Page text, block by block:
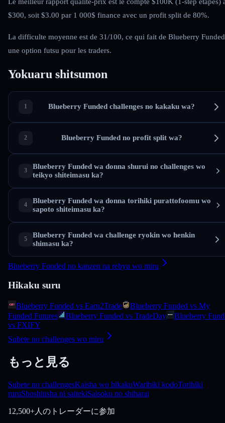
$300, soit $3.00 par 1 000$ finance avec un profit split de 80%.
La difficulte moyenne est de 31/100, ce qui fait de Blueberry Funded
une option futsu pour les traders.
Yokuaru shitsumon
Blueberry Funded challenges no kakaku wa?
Blueberry Funded no profit split wa?
Blueberry Funded wa donna shurui no challenges wo
teikyo shiteimasu ka?
Blueberry Funded wa donna torihiki purattofoomu wo
sapoto shiteimasu ka?
Blueberry Funded wa challenge ryokin wo henkin
shimasu ka?
Blueberry Funded no kanzen na rebyu wo miru
Hikaku suru
Blueberry Funded vs Earn2Trade
Blueberry Funded vs My
Funded Futures
Blueberry Funded vs TradeDay
Blueberry
vs FXIFY
Subete no challenges wo miru
もっと見る
Subete no challengesKaisha wo hikakuWaribiki kodoTorihiki
ruruShoshinsha ni saitekiSaisoku no shiharai
12,500+人のトレーダーに参加